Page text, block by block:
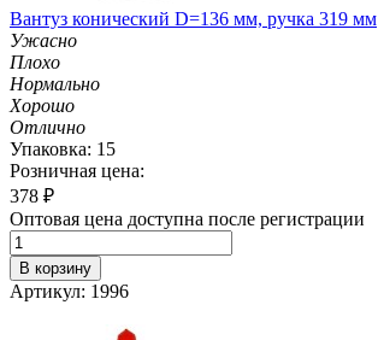
Вантуз конический D=136 мм, ручка 319 мм
Ужасно
Плохо
Нормально
Хорошо
Отлично
Упаковка: 15
Розничная цена:
378 ₽
Оптовая цена доступна после регистрации
В корзину
Артикул: 1996